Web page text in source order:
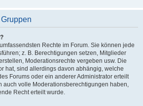
Rechte im Forum. Sie können jede
z. B. Berechtigungen setzen, Mitglieder
Moderationsrechte vergeben usw. Die
hat, sind allerdings davon abhängig, welche
Forums oder ein anderer Administrator erteilt
auch volle Moderationsberechtigungen haben,
Recht erteilt wurde.